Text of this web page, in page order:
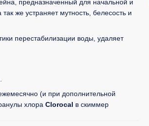
предназначенный для начальной и
же устраняет мутность, белесость и
перестабилизации воды, удаляет
(и при дополнительной
хлора Clorocal в скиммер